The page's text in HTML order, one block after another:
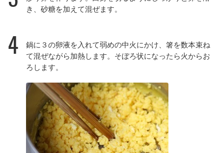
き、砂糖を加えて混ぜます。
4
鍋に３の卵液を入れて弱めの中火にかけ、箸を数本束ね
て混ぜながら加熱します。そぼろ状になったら火からお
ろします。